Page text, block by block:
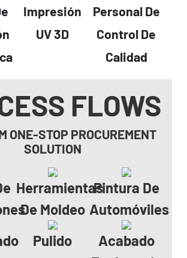
Impresión
UV 3D
Personal De
Control De
Calidad
FLOWS
ONE-STOP PROCUREMENT
SOLUTION
Herramientas
De Moldeo
Pintura De
Automóviles
Pulido
Acabado